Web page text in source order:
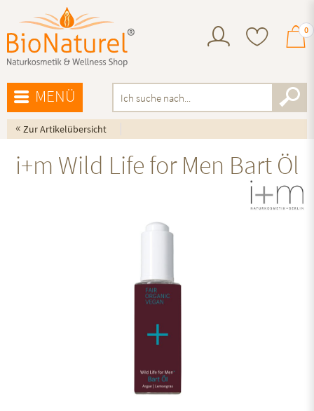
0
MENÜ
« Zur Artikelübersicht
i+m Wild Life for Men Bart Öl